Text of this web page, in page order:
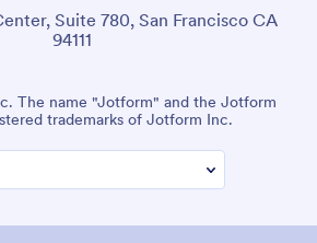
Suite 780, San Francisco CA
94111
The name "Jotform" and the Jotform
trademarks of Jotform Inc.